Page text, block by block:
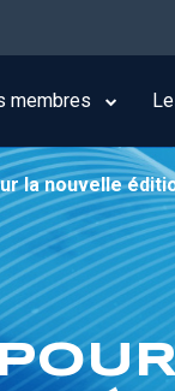
membres
la nouvelle